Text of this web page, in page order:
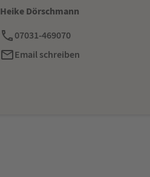
Heike Dörschmann
07031-469070
Email schreiben